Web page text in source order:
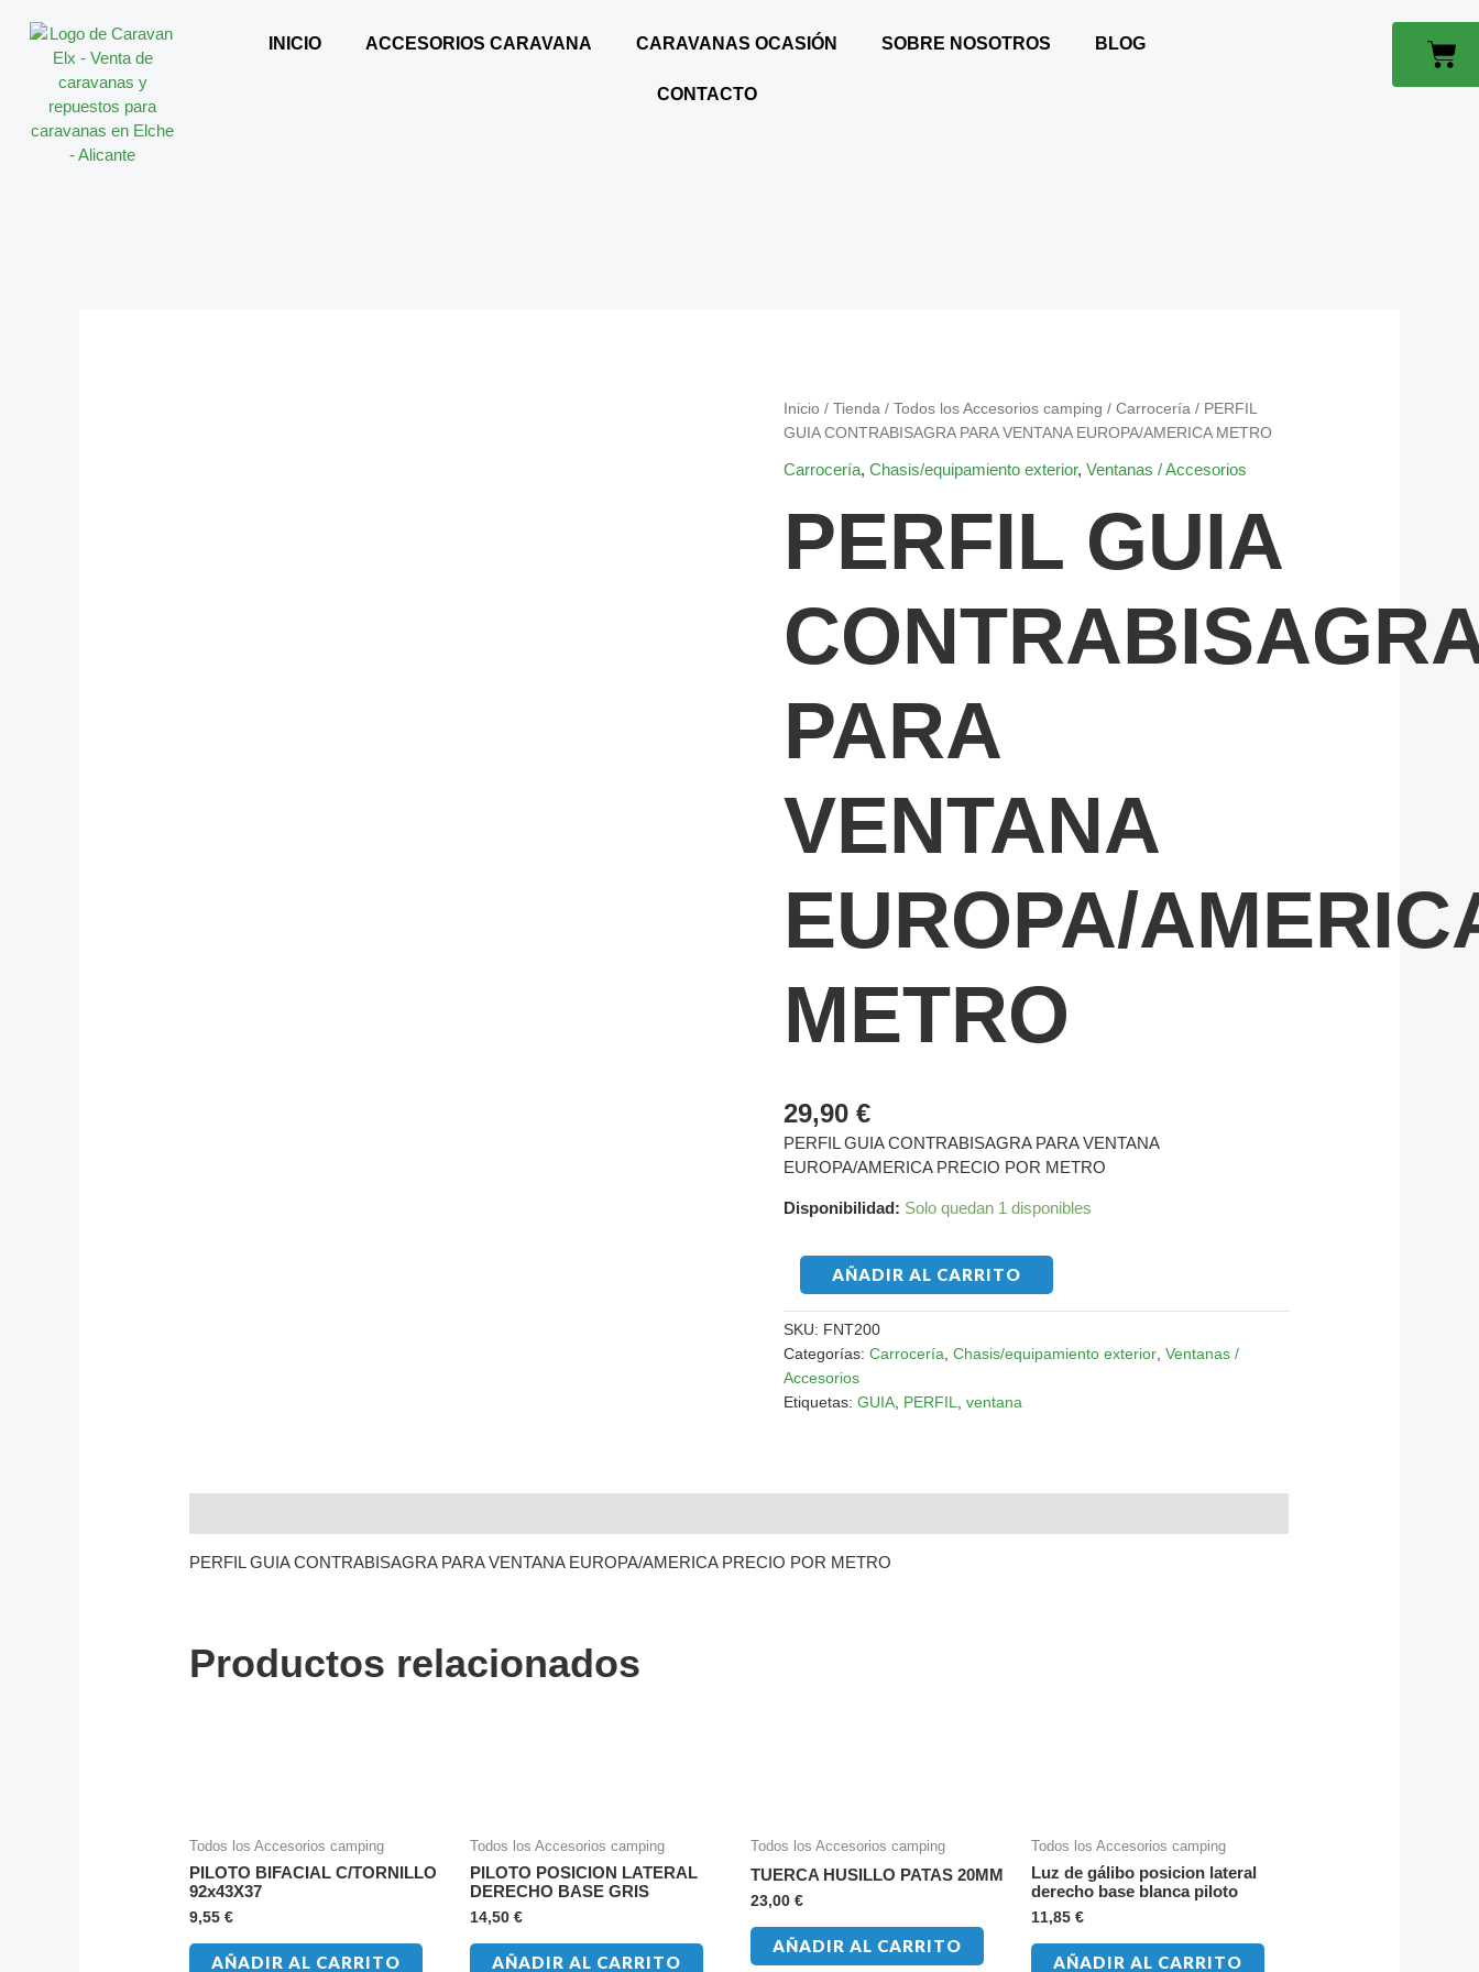
contenido
INICIO ACCESORIOS CARAVANA CARAVANAS OCASIÓN SOBRE NOSOTROS BLOG
CONTACTO
Inicio / Tienda / Todos los Accesorios camping / Carrocería / PERFIL
GUIA CONTRABISAGRA PARA VENTANA EUROPA/AMERICA METRO
Carrocería, Chasis/equipamiento exterior, Ventanas / Accesorios
PERFIL GUIA
PARA
VENTANA
EUROPA/
METRO
29,90 €
PERFIL GUIA CONTRABISAGRA PARA VENTANA
EUROPA/AMERICA PRECIO POR METRO
Disponibilidad: Solo quedan 1 disponibles
PERFIL
GUIA
PARA
EUROPA/AMERICA
METRO
AÑADIR AL CARRITO
SKU: FNT200
Categorías: Carrocería, Chasis/equipamiento exterior, Ventanas /
Accesorios
Etiquetas: GUIA, PERFIL, ventana
PERFIL GUIA CONTRABISAGRA PARA VENTANA EUROPA/AMERICA PRECIO POR METRO
Productos relacionados
Todos los Accesorios camping
PILOTO BIFACIAL C/TORNILLO
92x43X37
9,55€
AÑADIR AL CARRITO
Todos los Accesorios camping
PILOTO POSICION LATERAL
DERECHO BASE GRIS
14,50€
AÑADIR AL CARRITO
Todos los Accesorios camping
TUERCA HUSILLO PATAS 20MM
23,00 €
AÑADIR AL CARRITO
Todos los Accesorios camping
Luz de gálibo posicion lateral
derecho base blanca piloto
11,85 €
AÑADIR AL CARRITO
EUROPA/AMERICA